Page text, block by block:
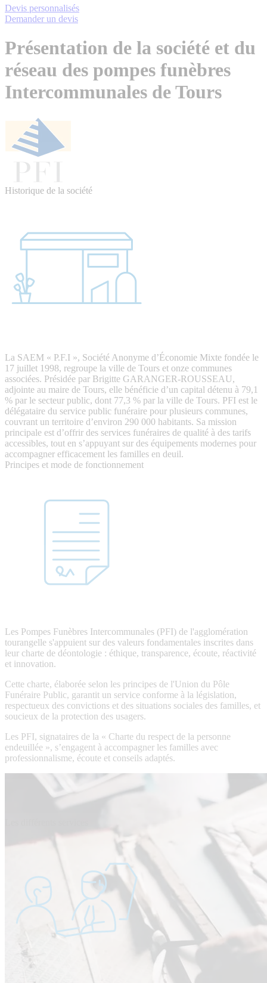
Devis personnalisés
Demander un devis
Présentation de la société et du
réseau des pompes funèbres
Intercommunales de Tours
Historique de la société
La SAEM « P.F.I », Société Anonyme d’Économie Mixte fondée le
17 juillet 1998, regroupe la ville de Tours et onze communes
associées. Présidée par Brigitte GARANGER-ROUSSEAU,
adjointe au maire de Tours, elle bénéficie d’un capital détenu à 79,1
% par le secteur public, dont 77,3 % par la ville de Tours. PFI est le
délégataire du service public funéraire pour plusieurs communes,
couvrant un territoire d’environ 290 000 habitants. Sa mission
principale est d’offrir des services funéraires de qualité à des tarifs
accessibles, tout en s’appuyant sur des équipements modernes pour
accompagner efficacement les familles en deuil.
Principes et mode de fonctionnement
Les Pompes Funèbres Intercommunales (PFI) de l'agglomération
tourangelle s'appuient sur des valeurs fondamentales inscrites dans
leur charte de déontologie : éthique, transparence, écoute, réactivité
et innovation.
Cette charte, élaborée selon les principes de l'Union du Pôle
Funéraire Public, garantit un service conforme à la législation,
respectueux des convictions et des situations sociales des familles, et
soucieux de la protection des usagers.
Les PFI, signataires de la « Charte du respect de la personne
endeuillée », s’engagent à accompagner les familles avec
professionnalisme, écoute et conseils adaptés.